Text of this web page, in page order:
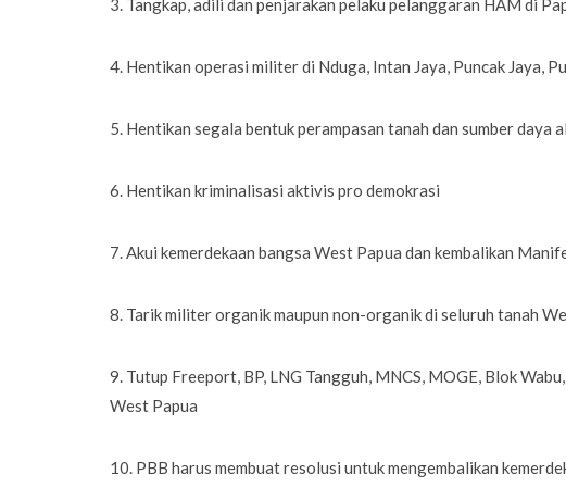
3. Tangkap, adili dan penjarakan pelaku pelanggaran HAM di
4. Hentikan operasi militer di Nduga, Intan Jaya, Puncak Jaya,
5. Hentikan segala bentuk perampasan tanah dan sumber daya
6. Hentikan kriminalisasi aktivis pro demokrasi
7. Akui kemerdekaan bangsa West Papua dan kembalikan
8. Tarik militer organik maupun non-organik di seluruh tanah
9. Tutup Freeport, BP, LNG Tangguh, MNCS, MOGE, Blok
West Papua
10. PBB harus membuat resolusi untuk mengembalikan